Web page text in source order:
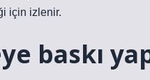
için izlenir.
baskı